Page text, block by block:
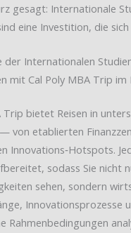
gesagt: Internationale
eine Investition, die
der Internationalen
mit Cal Poly MBA Trip im
Trip bietet Reisen in
von etablierten
Innovations‑Hotspots.
sodass Sie nicht
sehen, sondern
Innovationsprozesse
Rahmenbedingungen